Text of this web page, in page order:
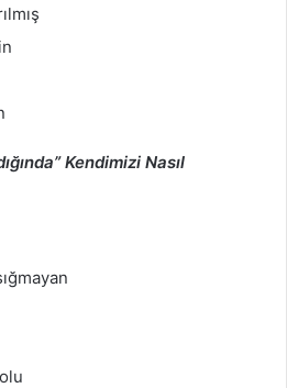
Kendimizi Nasıl